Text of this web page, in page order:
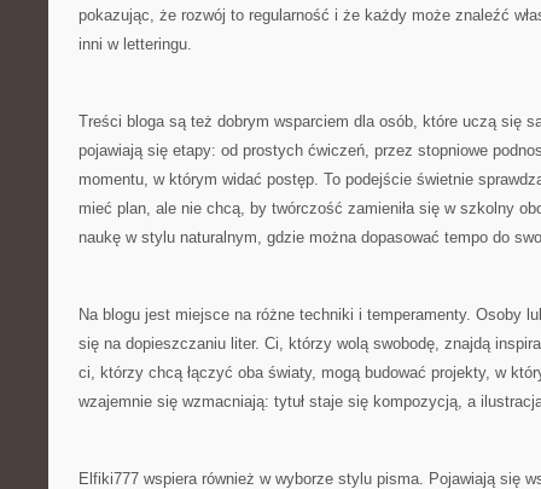
pokazując, że rozwój to regularność i że każdy może znaleźć
inni w letteringu.
Treści bloga są też dobrym wsparciem dla osób, które uczą się
pojawiają się etapy: od prostych ćwiczeń, przez stopniowe
momentu, w którym widać postęp. To podejście świetnie
mieć plan, ale nie chcą, by twórczość zamieniła się w szkolny
naukę w stylu naturalnym, gdzie można dopasować tempo do
Na blogu jest miejsce na różne techniki i temperamenty. Osoby
się na dopieszczaniu liter. Ci, którzy wolą swobodę, znajdą
ci, którzy chcą łączyć oba światy, mogą budować projekty, w
wzajemnie się wzmacniają: tytuł staje się kompozycją, a
Elfiki777 wspiera również w wyborze stylu pisma. Pojawiają się